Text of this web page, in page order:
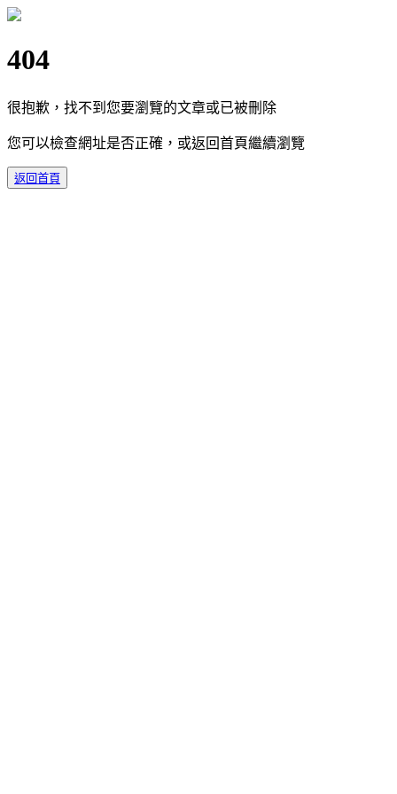
404
很抱歉，找不到您要瀏覽的文章或已被刪除
您可以檢查網址是否正確，或返回首頁繼續瀏覽
返回首頁